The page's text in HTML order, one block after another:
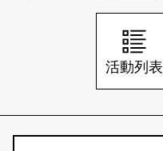
日本語
活動列表